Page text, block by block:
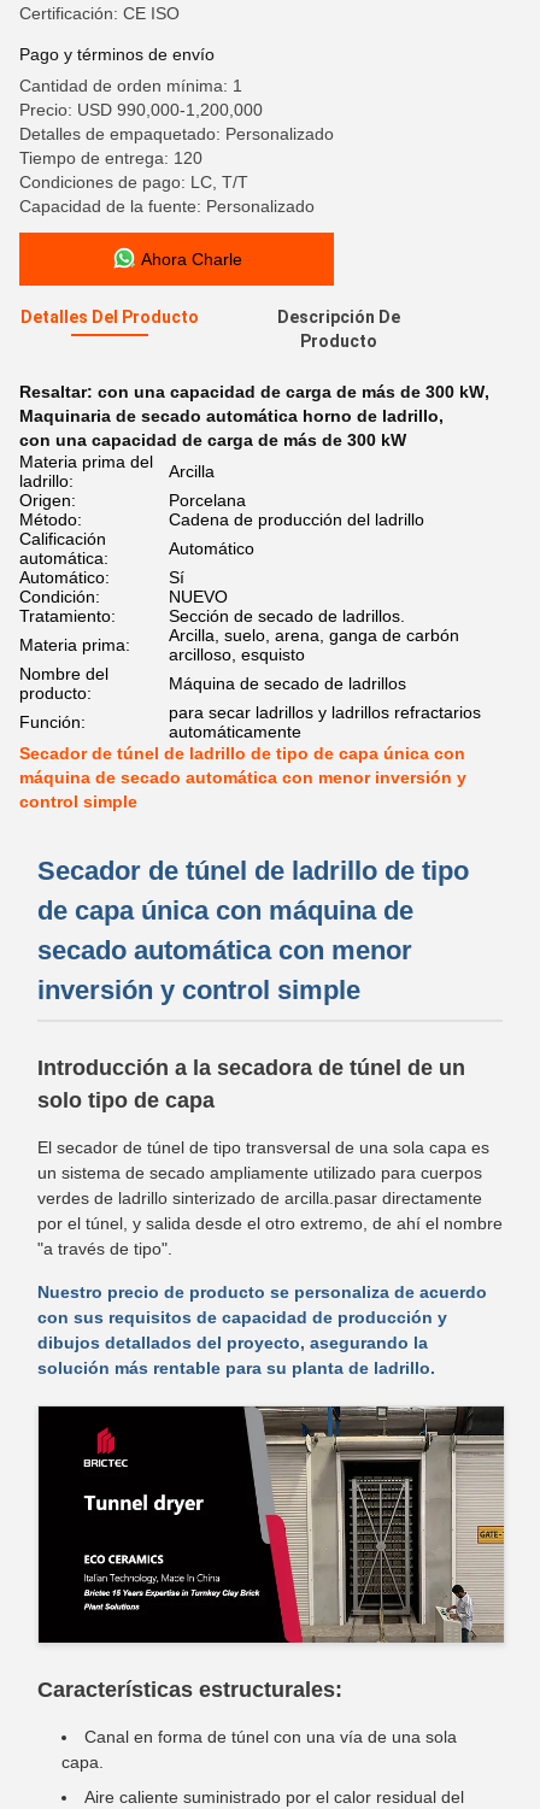
Certificación: CE ISO
Pago y términos de envío
Cantidad de orden mínima: 1
Precio: USD 990,000-1,200,000
Detalles de empaquetado: Personalizado
Tiempo de entrega: 120
Condiciones de pago: LC, T/T
Capacidad de la fuente: Personalizado
Ahora Charle
Detalles Del Producto
Descripción De
Producto
Resaltar: con una capacidad de carga de más de 300 kW,
Maquinaria de secado automática horno de ladrillo,
con una capacidad de carga de más de 300 kW
Materia prima del
ladrillo:
Arcilla
Origen:
Porcelana
Método:
Cadena de producción del ladrillo
Calificación
automática:
Automático
Automático:
Sí
Condición:
NUEVO
Tratamiento:
Sección de secado de ladrillos.
Materia prima:
Arcilla, suelo, arena, ganga de carbón
arcilloso, esquisto
Nombre del
producto:
Máquina de secado de ladrillos
Función:
para secar ladrillos y ladrillos refractarios
automáticamente
Secador de túnel de ladrillo de tipo de capa única con
máquina de secado automática con menor inversión y
control simple
Secador de túnel de ladrillo de tipo
de capa única con máquina de
secado automática con menor
inversión y control simple
Introducción a la secadora de túnel de un
solo tipo de capa
El secador de túnel de tipo transversal de una sola capa es
un sistema de secado ampliamente utilizado para cuerpos
verdes de ladrillo sinterizado de arcilla.pasar directamente
por el túnel, y salida desde el otro extremo, de ahí el nombre
"a través de tipo".
Nuestro precio de producto se personaliza de acuerdo
con sus requisitos de capacidad de producción y
dibujos detallados del proyecto, asegurando la
solución más rentable para su planta de ladrillo.
Características estructurales:
Canal en forma de túnel con una vía de una sola
capa.
Aire caliente suministrado por el calor residual del